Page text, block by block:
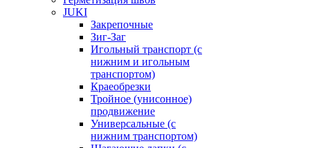
JUKI
Закрепочные
Зиг-Заг
Игольный транспорт (с
нижним и игольным
транспортом)
Краеобрезки
Тройное (унисонное)
продвижение
Универсальные (с
нижним транспортом)